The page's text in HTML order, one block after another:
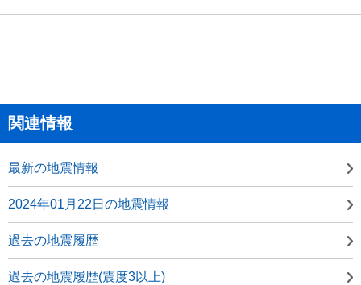
関連情報
最新の地震情報
2024年01月22日の地震情報
過去の地震履歴
過去の地震履歴(震度3以上)